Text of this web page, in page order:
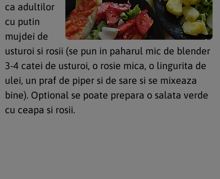
ca adultilor
cu putin
mujdei de
usturoi si rosii (se pun in paharul mic de blender
3-4 catei de usturoi, o rosie mica, o lingurita de
ulei, un praf de piper si de sare si se mixeaza
bine). Optional se poate prepara o salata verde
cu ceapa si rosii.